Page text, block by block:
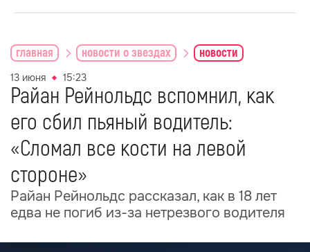
главная новости о звездах новости
13 июня 15:23
Райан Рейнольдс вспомнил, как
его сбил пьяный водитель:
«Сломал все кости на левой
стороне»
Райан Рейнольдс рассказал, как в 18 лет
едва не погиб из-за нетрезвого водителя